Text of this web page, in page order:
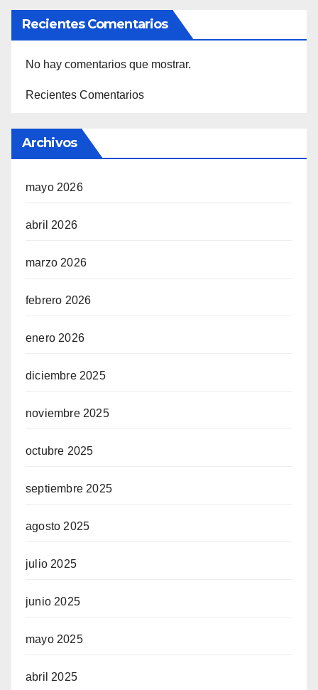
Recientes Comentarios
No hay comentarios que mostrar.
Recientes Comentarios
Archivos
mayo 2026
abril 2026
marzo 2026
febrero 2026
enero 2026
diciembre 2025
noviembre 2025
octubre 2025
septiembre 2025
agosto 2025
julio 2025
junio 2025
mayo 2025
abril 2025